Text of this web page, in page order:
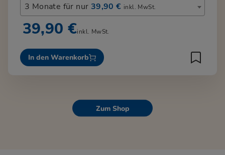
3 Monate für nur 39,90 € inkl. MwSt.
39,90 €inkl. MwSt.
In den Warenkorb
Zum Shop